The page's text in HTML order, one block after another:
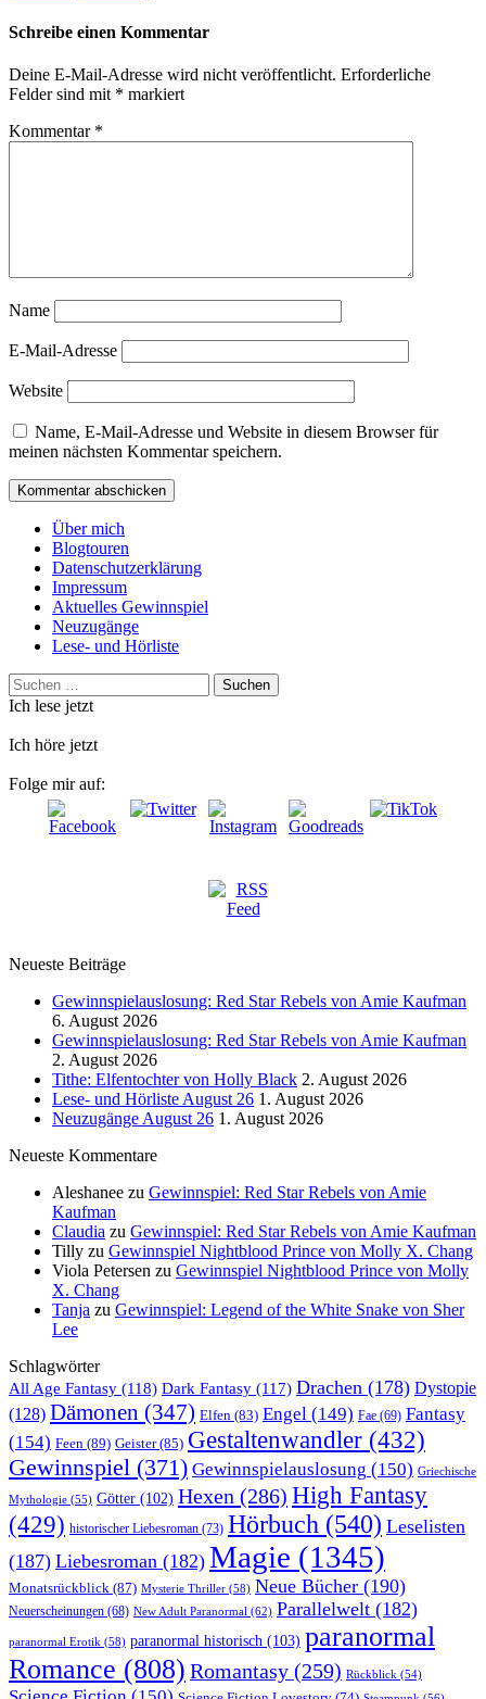
Schreibe einen Kommentar
Deine E-Mail-Adresse wird nicht veröffentlicht. Erforderliche
Felder sind mit * markiert
Kommentar *
Name
E-Mail-Adresse
Website
Name, E-Mail-Adresse und Website in diesem Browser für
meinen nächsten Kommentar speichern.
Über mich
Blogtouren
Datenschutzerklärung
Impressum
Aktuelles Gewinnspiel
Neuzugänge
Lese- und Hörliste
Suchen
nach:
Ich lese jetzt
Ich höre jetzt
Folge mir auf:
Neueste Beiträge
Gewinnspielauslosung: Red Star Rebels von Amie Kaufman
6. August 2026
Gewinnspielauslosung: Red Star Rebels von Amie Kaufman
2. August 2026
Tithe: Elfentochter von Holly Black 2. August 2026
Lese- und Hörliste August 26 1. August 2026
Neuzugänge August 26 1. August 2026
Neueste Kommentare
Aleshanee zu Gewinnspiel: Red Star Rebels von Amie
Kaufman
Claudia zu Gewinnspiel: Red Star Rebels von Amie Kaufman
Tilly zu Gewinnspiel Nightblood Prince von Molly X. Chang
Viola Petersen zu Gewinnspiel Nightblood Prince von Molly
X. Chang
Tanja zu Gewinnspiel: Legend of the White Snake von Sher
Lee
Schlagwörter
All Age Fantasy (118) Dark Fantasy (117) Drachen (178) Dystopie
(128) Dämonen (347) Elfen (83) Engel (149) Fae (69) Fantasy
(154) Feen (89) Geister(85) Gestaltenwandler (432)
Gewinnspiel (371) Gewinnspielauslosung (150) Griechische
Mythologie (55) Götter (102) Hexen (286) High Fantasy
(429) historischer Liebesroman (73) Hörbuch (540) Leselisten
(187) Liebesroman (182) Magie (1345)
Monatsrückblick (87) Mysterie Thriller (58) Neue Bücher (190)
Neuerscheinungen (68) New Adult Paranormal (62) Parallelwelt (182)
paranormal Erotik (58) paranormal historisch (103) paranormal
Romance (808) Romantasy (259) Rückblick (54)